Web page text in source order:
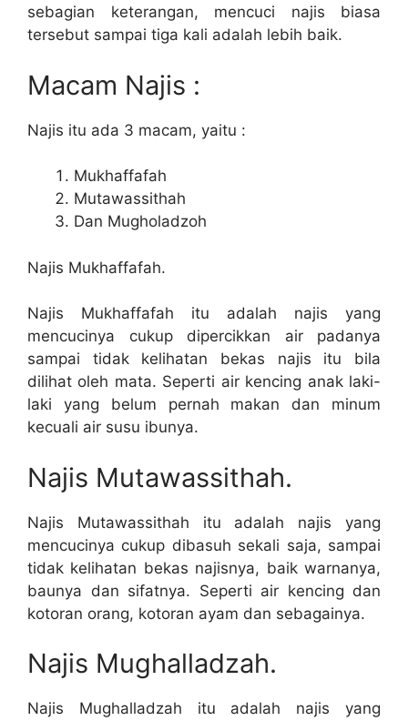
sebagian keterangan, mencuci najis biasa
tersebut sampai tiga kali adalah lebih baik.
Macam Najis :
Najis itu ada 3 macam, yaitu :
Mukhaffafah
Mutawassithah
Dan Mugholadzoh
Najis Mukhaffafah.
Najis Mukhaffafah itu adalah najis yang
mencucinya cukup dipercikkan air padanya
sampai tidak kelihatan bekas najis itu bila
dilihat oleh mata. Seperti air kencing anak laki-
laki yang belum pernah makan dan minum
kecuali air susu ibunya.
Najis Mutawassithah.
Najis Mutawassithah itu adalah najis yang
mencucinya cukup dibasuh sekali saja, sampai
tidak kelihatan bekas najisnya, baik warnanya,
baunya dan sifatnya. Seperti air kencing dan
kotoran orang, kotoran ayam dan sebagainya.
Najis Mughalladzah.
Najis Mughalladzah itu adalah najis yang